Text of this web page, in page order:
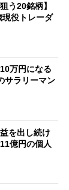
う20銘柄】
現役トレーダ
万円になる
サラリーマン
を出し続け
億円の個人